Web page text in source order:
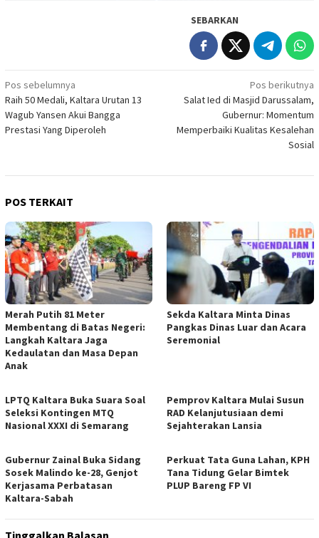
SEBARKAN
Navigasi
pos
Pos sebelumnya
Raih 50 Medali, Kaltara Urutan 13
Wagub Yansen Akui Bangga
Prestasi Yang Diperoleh
Pos berikutnya
Salat Ied di Masjid Darussalam,
Gubernur: Momentum
Memperbaiki Kualitas Kesalehan
Sosial
POS TERKAIT
Merah Putih 81 Meter
Membentang di Batas Negeri:
Langkah Kaltara Jaga
Kedaulatan dan Masa Depan
Anak
Sekda Kaltara Minta Dinas
Pangkas Dinas Luar dan Acara
Seremonial
LPTQ Kaltara Buka Suara Soal
Seleksi Kontingen MTQ
Nasional XXXI di Semarang
Pemprov Kaltara Mulai Susun
RAD Kelanjutusiaan demi
Sejahterakan Lansia
Gubernur Zainal Buka Sidang
Sosek Malindo ke-28, Genjot
Kerjasama Perbatasan
Kaltara-Sabah
Perkuat Tata Guna Lahan, KPH
Tana Tidung Gelar Bimtek
PLUP Bareng FP VI
Tinggalkan Balasan